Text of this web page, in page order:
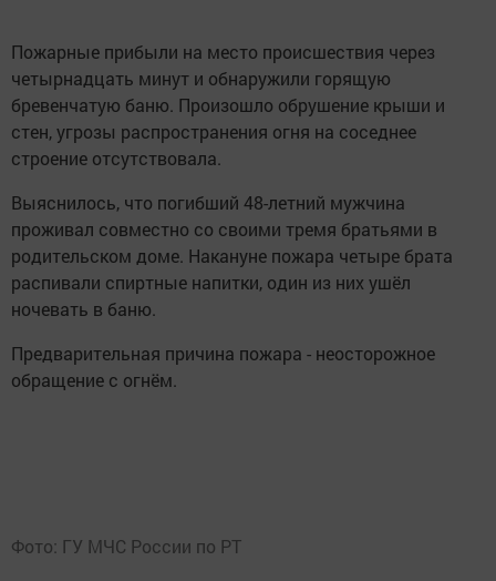
Пожарные прибыли на место происшествия через
четырнадцать минут и обнаружили горящую
бревенчатую баню. Произошло обрушение крыши и
стен, угрозы распространения огня на соседнее
строение отсутствовала.
Выяснилось, что погибший 48-летний мужчина
проживал совместно со своими тремя братьями в
родительском доме. Накануне пожара четыре брата
распивали спиртные напитки, один из них ушёл
ночевать в баню.
Предварительная причина пожара - неосторожное
обращение с огнём.
Фото: ГУ МЧС России по РТ